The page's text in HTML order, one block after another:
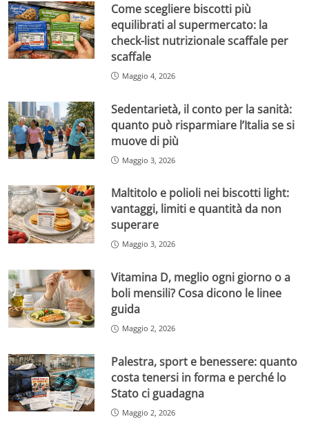
Come scegliere biscotti più
equilibrati al supermercato: la
check-list nutrizionale scaffale per
scaffale
Maggio 4, 2026
Sedentarietà, il conto per la sanità:
quanto può risparmiare l’Italia se si
muove di più
Maggio 3, 2026
Maltitolo e polioli nei biscotti light:
vantaggi, limiti e quantità da non
superare
Maggio 3, 2026
Vitamina D, meglio ogni giorno o a
boli mensili? Cosa dicono le linee
guida
Maggio 2, 2026
Palestra, sport e benessere: quanto
costa tenersi in forma e perché lo
Stato ci guadagna
Maggio 2, 2026